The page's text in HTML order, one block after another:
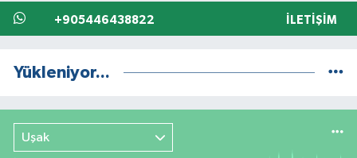
+905446438822 İLETIŞIM
Yükleniyor...
Uşak